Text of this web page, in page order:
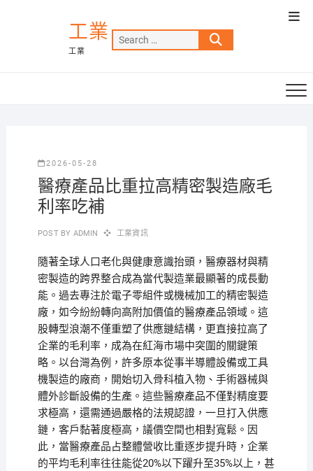
工業
工業
Search
…
2026-05-28
醫療產品比重拉高精密製造廠毛
利率吃補
POST BY ADMIN 工業資訊
隨著全球人口老化與健康意識抬頭，醫療器材與精
密製造的跨界整合成為當代製造業最顯著的成長動
能。過去專注於電子零組件或機械加工的精密製造
廠，如今紛紛轉向高附加價值的醫療產品領域。這
股轉型浪潮不僅重塑了供應鏈結構，更直接拉高了
企業的毛利率，成為在紅海市場中突圍的關鍵策
略。以台灣為例，許多原本從事半導體設備或工具
機製造的廠商，開始切入骨科植入物、手術器械與
體外診斷設備的生產。這些醫療產品不僅對精度要
求極高，還需通過嚴格的法規認證，一旦打入供應
鏈，客戶黏著度極高，議價空間也相對寬鬆。因
此，當醫療產品占整體營收比重逐步提升時，企業
的平均毛利率往往能從20%以下躍升至35%以上，甚